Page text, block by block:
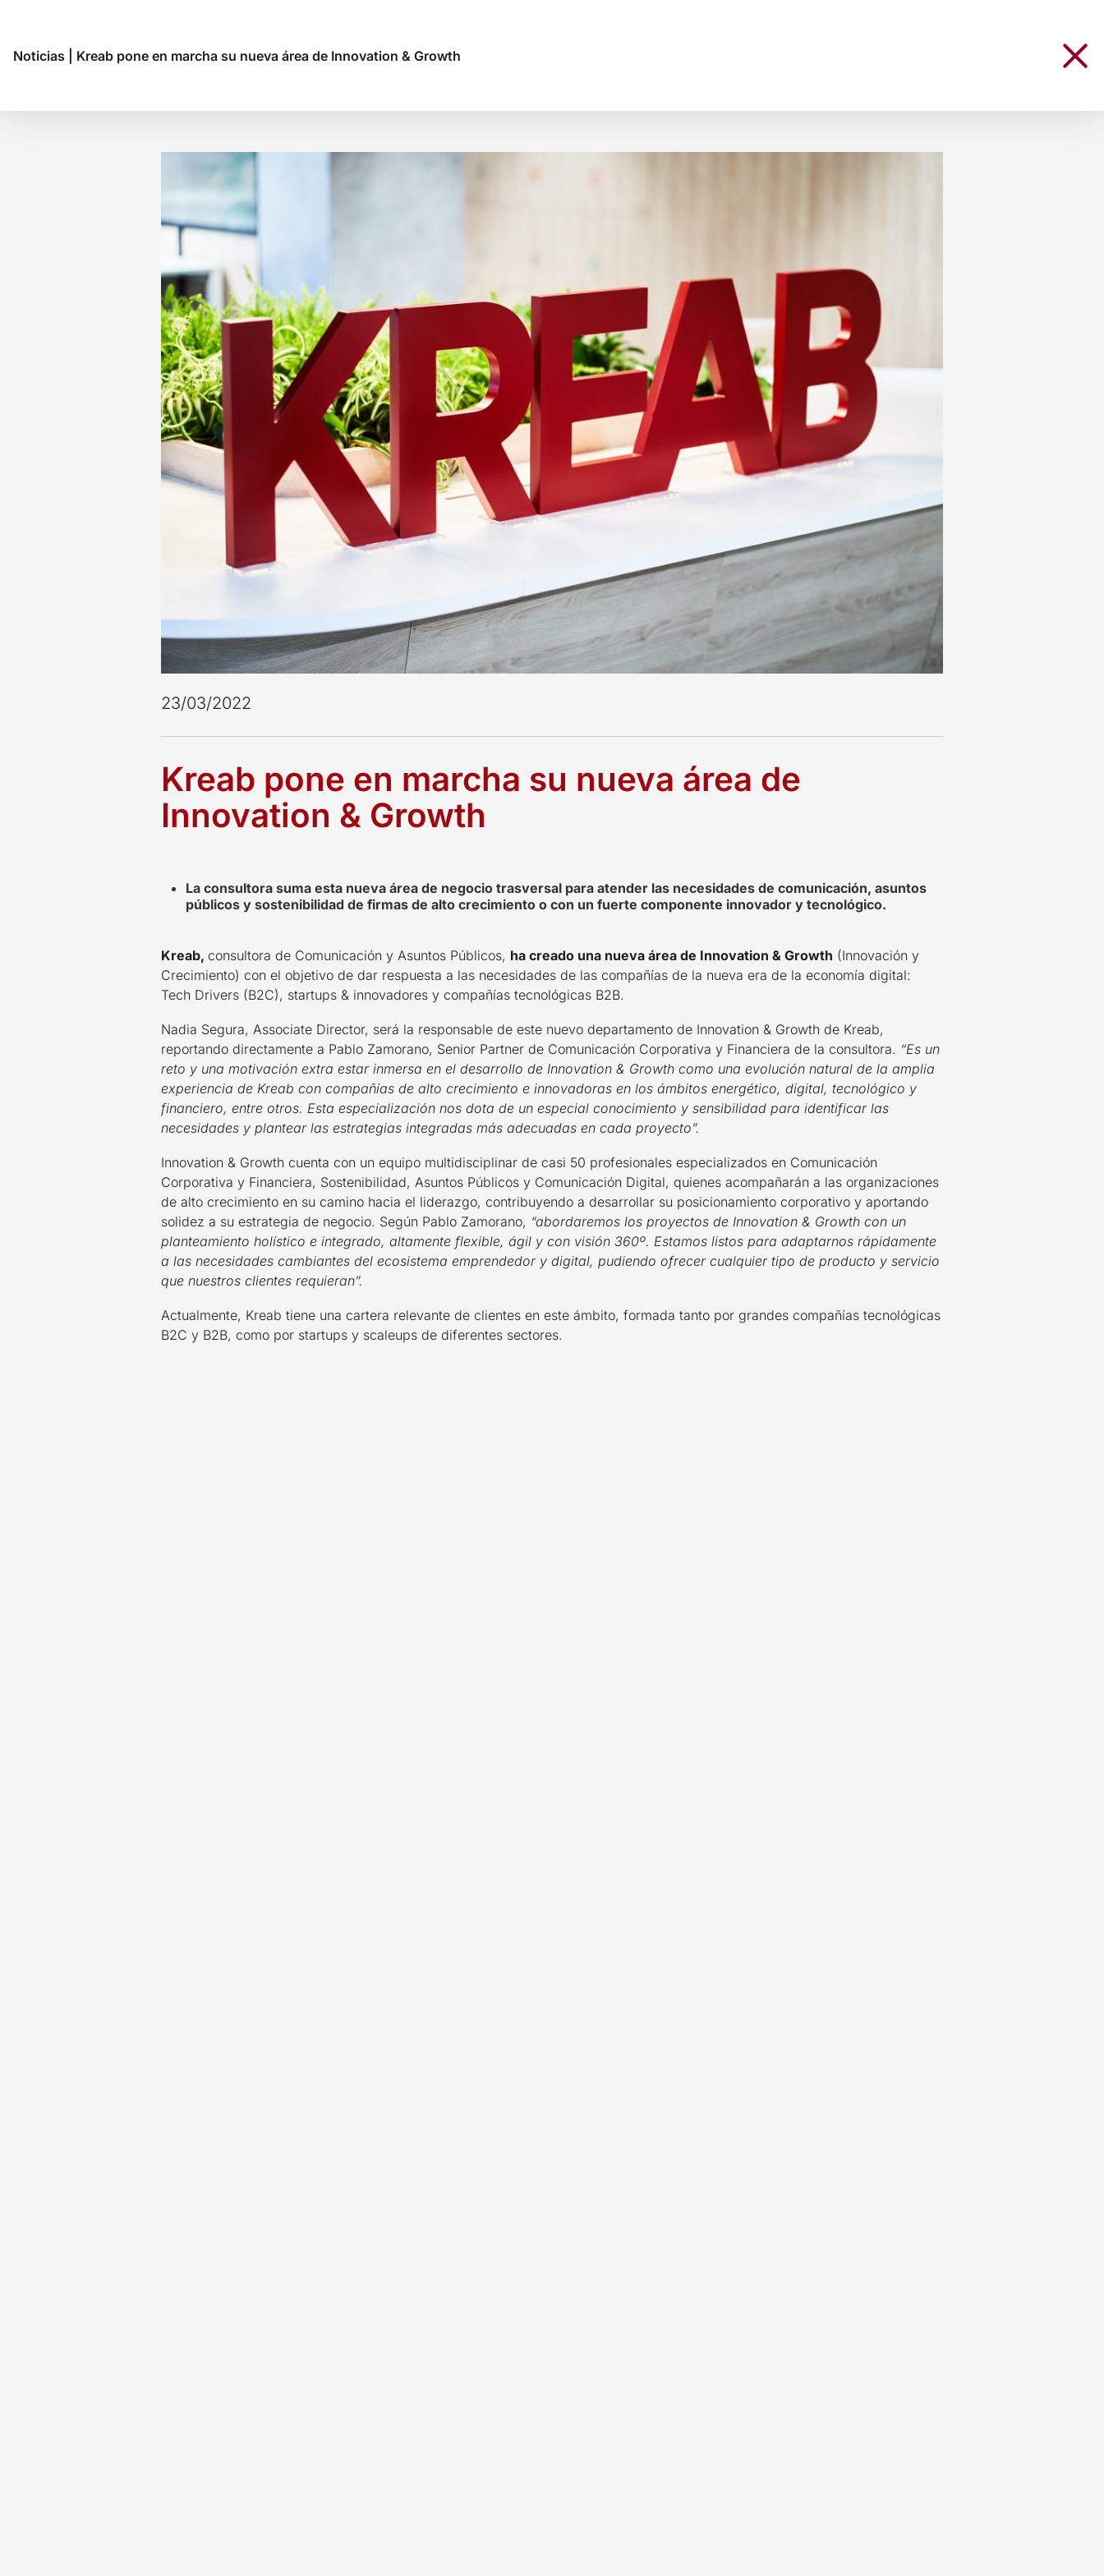
Noticias Kreab pone en marcha su nueva área de Innovation & Growth
23/03/2022
Kreab pone en marcha su nueva área de
Innovation & Growth
La consultora suma esta nueva área de negocio trasversal para atender las necesidades de comunicación, asuntos
públicos y sostenibilidad de firmas de alto crecimiento o con un fuerte componente innovador y tecnológico.
Kreab, consultora de Comunicación y Asuntos Públicos, ha creado una nueva área de Innovation & Growth (Innovación y
Crecimiento) con el objetivo de dar respuesta a las necesidades de las compañías de la nueva era de la economía digital:
Tech Drivers (B2C), startups & innovadores y compañías tecnológicas B2B.
Nadia Segura, Associate Director, será la responsable de este nuevo departamento de Innovation & Growth de Kreab,
reportando directamente a Pablo Zamorano, Senior Partner de Comunicación Corporativa y Financiera de la consultora. “Es un
reto y una motivación extra estar inmersa en el desarrollo de Innovation & Growth como una evolución natural de la amplia
experiencia de Kreab con compañías de alto crecimiento e innovadoras en los ámbitos energético, digital, tecnológico y
financiero, entre otros. Esta especialización nos dota de un especial conocimiento y sensibilidad para identificar las
necesidades y plantear las estrategias integradas más adecuadas en cada proyecto”.
Innovation & Growth cuenta con un equipo multidisciplinar de casi 50 profesionales especializados en Comunicación
Corporativa y Financiera, Sostenibilidad, Asuntos Públicos y Comunicación Digital, quienes acompañarán a las organizaciones
de alto crecimiento en su camino hacia el liderazgo, contribuyendo a desarrollar su posicionamiento corporativo y aportando
solidez a su estrategia de negocio. Según Pablo Zamorano, “abordaremos los proyectos de Innovation & Growth con un
planteamiento holístico e integrado, altamente flexible, ágil y con visión 360º. Estamos listos para adaptarnos rápidamente
a las necesidades cambiantes del ecosistema emprendedor y digital, pudiendo ofrecer cualquier tipo de producto y servicio
que nuestros clientes requieran”.
Actualmente, Kreab tiene una cartera relevante de clientes en este ámbito, formada tanto por grandes compañías tecnológicas
B2C y B2B, como por startups y scaleups de diferentes sectores.